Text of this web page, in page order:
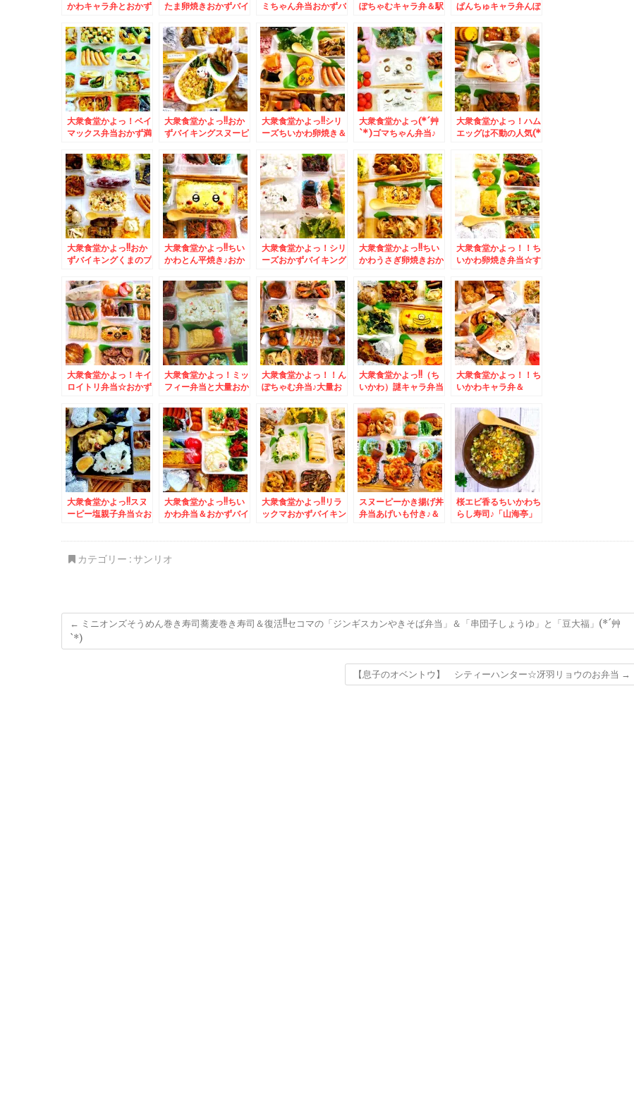
かわキャラ弁とおかず
町「popoteポポッ
ト」さんの「しょうが
焼き定食」(*´艸`*)
たま卵焼きおかずバイ
中華そば 竹祥」さん
の「特製貝出汁中華そ
ば」「貝めし」身体に
染みわたる～(*´艸`*)
ミちゃん弁当おかずバ
き館」さんの「和栗の
モンブラン」(*´艸
`*)my最高モンブラ
ン(*´艸`*)
ぽちゃむキャラ弁＆駅
部「そばの合田」の
「もりそば駅弁」(*
´艸`*)できたてなのよ
～♪
ぱんちゅキャラ弁んぽ
町絶品和菓子洋菓子
「くら屋」さんの砂糖
不使用「木彫り熊最
中」絶品！！と「どら
焼き」と「カステラ」
♪
大衆食堂かよっ！ベイ
マックス弁当おかず満
が美味しいと思うお店
(*´艸`*)ランチタイム
しか営業されてないで
すよ～
大衆食堂かよっ!!おか
ずバイキングスヌーピ
三平」さんの「塩ラー
メン」がやっぱり美味
しすぎるっ(*´艸`*)
大衆食堂かよっ!!シリ
ーズちいかわ卵焼き＆
バイG線」さんの「サ
ンドイッチモーニン
グ」
大衆食堂かよっ(*´艸
`*)ゴマちゃん弁当♪
リ・サンゴールドキウ
イ」が美味っ！！
大衆食堂かよっ！ハム
エッグは不動の人気(*
大船軒」の「サンドウ
ィッチ弁当」日本初の
サンドイッチ駅弁☆(*
´艸`*)
大衆食堂かよっ!!おか
ずバイキングくまのプ
「神谷バー」で「電気
ブラン」と「煮込み」
(*´艸`*)
大衆食堂かよっ!!ちい
かわとん平焼き♪おか
堂 日高屋」さんの
「タンメン」近くに日
高屋さんが欲しい件(*
´艸`*)
大衆食堂かよっ！シリ
ーズおかずバイキング
いえば「トニーズピ
ザ」の「フレッシュト
マトピザ」(*´艸`*)
大衆食堂かよっ!!ちい
かわうさぎ卵焼きおか
だΣ(ﾟДﾟ)「ラーメン
の店 えぞっこ」さん
の「野菜醤油ラーメ
ン」(*´艸`*)
大衆食堂かよっ！！ち
いかわ卵焼き弁当☆す
ひかり」さんの「日替
わり定食」「ポークチ
ャップ」♪(*´艸`*)
大衆食堂かよっ！キイ
ロイトリ弁当☆おかず
の「鈴木牧場牛乳」さ
んの「ソフトクリー
ム」美味(*´艸`*)
大衆食堂かよっ！ミッ
フィー弁当と大量おか
きといえば「みずほ
庵」小さいお子さん連
れでもゆっくり(*´艸
`*)
大衆食堂かよっ！！ん
ぽちゃむ弁当♪大量お
グ「ゲートイン」さん
の「モーニングセッ
ト」お洒落で盛りだく
さん(*´艸`*)
大衆食堂かよっ!!（ち
いかわ）謎キャラ弁当
竹葉亭」さんの「醤油
ラーメン」初めての
味！！(*´艸`*)
大衆食堂かよっ！！ち
いかわキャラ弁＆
BAKERY 〜 世界初の
食パン 札幌店」さん
の「プレーン」食パン
(*´艸`*)
大衆食堂かよっ!!スヌ
ーピー塩親子弁当☆お
３５０円でこの量とお
大衆食堂かよっ!!ちい
かわ弁当＆おかずバイ
「かつとじ定食」(*
大衆食堂かよっ!!リラ
ックマおかずバイキン
「キャベチャー」は朝
スヌーピーかき揚げ丼
弁当あげいも付き♪＆
桜エビ香るちいかわち
らし寿司♪「山海亭」
カテゴリー :サンリオ
← ミニオンズそうめん巻き寿司蕎麦巻き寿司＆復活!!セコマの「ジンギスカンやきそば弁当」＆「串団子しょうゆ」と「豆大福」(*´艸
`*)
【息子のオベントウ】 シティーハンター☆冴羽リョウのお弁当 →